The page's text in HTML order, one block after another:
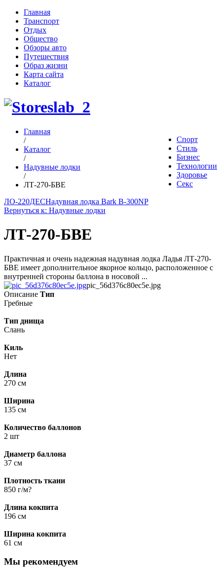
Главная
Транспорт
Отдых
Общество
Обзоры авто
Путешествия
Образ жизни
Карта сайта
Каталог
Спорт
Стиль
Бизнес
Технологии
Здоровье
Секс
Главная
/
Каталог
/
Надувные лодки
/
ЛТ-270-БВЕ
ЛО-220ДЕСНадувная лодка Bark B-300NP
Вернуться к: Надувные лодки
ЛТ-270-БВЕ
Практичная и очень надежная надувная лодка Ладья ЛТ-270-
БВЕ имеет дополнительное якорное кольцо, расположенное с
внутренней стороны баллона в носовой ...
pic_56d376c80ec5e.jpg
Описание Тип
Гребные
Тип днища
Слань
Киль
Нет
Длина
270 см
Ширина
135 см
Количество баллонов
2 шт
Диаметр баллона
37 см
Плотность ткани
850 г/м?
Длина кокпита
196 см
Ширина кокпита
61 см
Мы рекомендуем